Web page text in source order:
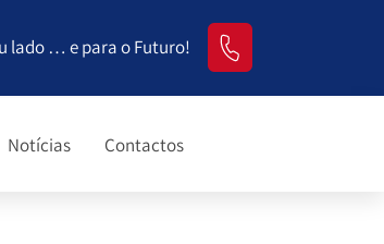
lado … e para o Futuro!
Notícias Contactos